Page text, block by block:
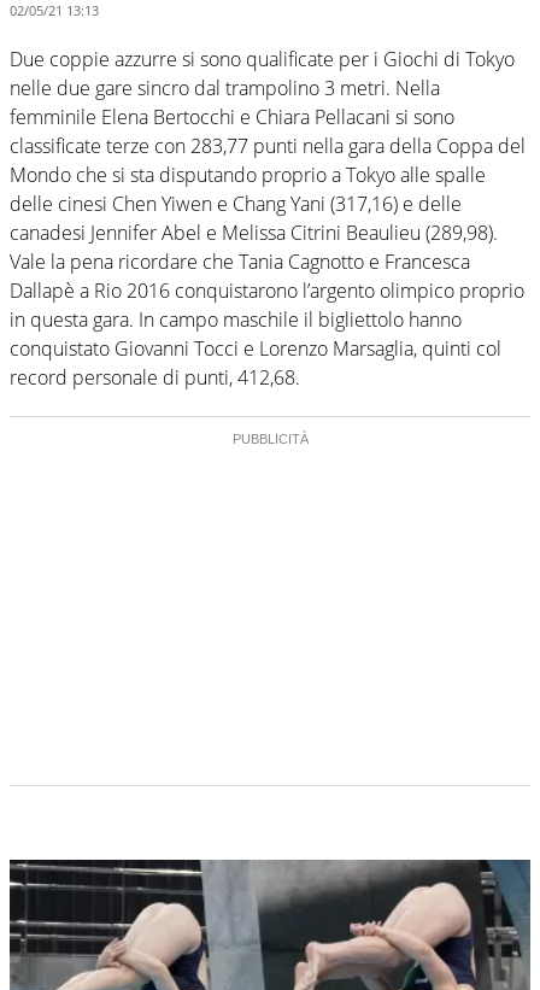
02/05/21 13:13
Due coppie azzurre si sono qualificate per i Giochi di Tokyo
nelle due gare sincro dal trampolino 3 metri. Nella
femminile Elena Bertocchi e Chiara Pellacani si sono
classificate terze con 283,77 punti nella gara della Coppa del
Mondo che si sta disputando proprio a Tokyo alle spalle
delle cinesi Chen Yiwen e Chang Yani (317,16) e delle
canadesi Jennifer Abel e Melissa Citrini Beaulieu (289,98).
Vale la pena ricordare che Tania Cagnotto e Francesca
Dallapè a Rio 2016 conquistarono l’argento olimpico proprio
in questa gara. In campo maschile il bigliettolo hanno
conquistato Giovanni Tocci e Lorenzo Marsaglia, quinti col
record personale di punti, 412,68.